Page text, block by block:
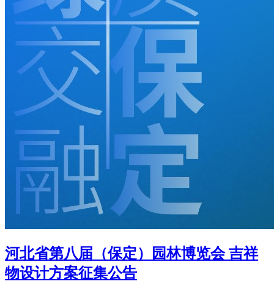
河北省第八届（保定）园林博览会 吉祥
物设计方案征集公告